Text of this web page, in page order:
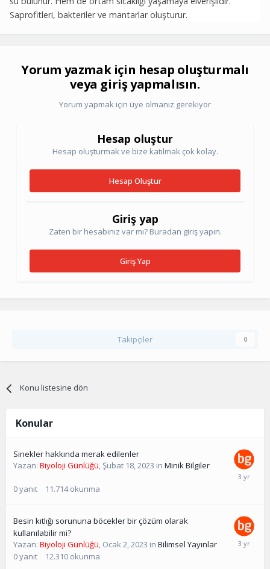
Saprofitleri, bakteriler ve mantarlar oluşturur.
Yorum yazmak için hesap oluşturmalı
veya giriş yapmalısın.
Yorum yapmak için üye olmanız gerekiyor
Hesap oluştur
Hesap oluşturmak ve bize katılmak çok kolay.
Hesap Oluştur
Giriş yap
Zaten bir hesabınız var mı? Buradan giriş yapın.
Giriş Yap
Takipçiler 0
Konu listesine dön
Konular
Sinekler hakkında merak edilenler
Yazan: Biyoloji Günlüğü,Şubat 18, 2023 in Minik Bilgiler
0yanıt 11.714 okunma
Besin kıtlığı sorununa böcekler bir çözüm olarak
kullanılabilir mi?
Yazan: Biyoloji Günlüğü, Ocak 2, 2023 in Bilimsel Yayınlar
0yanıt 12.310 okunma